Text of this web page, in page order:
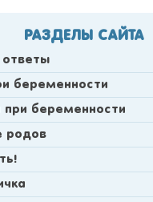
РАЗДЕЛЫ САЙТА
ответы
беременности
при беременности
родов